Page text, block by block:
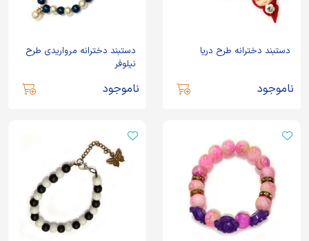
دستبند دخترانه طرح دریا
ناموجود
دستبند دخترانه مرواریدی طرح
نیلوفر
ناموجود